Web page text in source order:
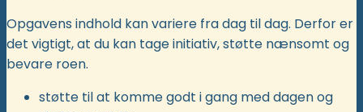
Opgavens indhold kan variere fra dag til dag. Derfor er
det vigtigt, at du kan tage initiativ, støtte nænsomt og
bevare roen.
støtte til at komme godt i gang med dagen og